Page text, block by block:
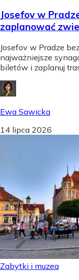
Josefov w
zaplanować
Josefov w Pradze
najważniejsze
biletów i zaplanuj
Ewa Sawicka
14 lipca 2026
Zabytki i muzea